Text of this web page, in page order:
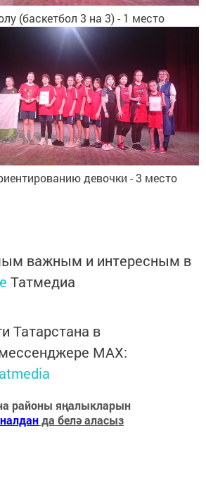
(баскетбол 3 на 3) - 1 место
девочки - 3 место
важным и интересным в
Татмедиа
Татарстана в
MАХ:
районы яңалыкларын
да белә аласыз